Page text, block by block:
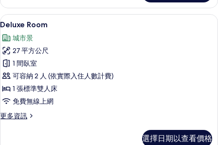
Room
的
詳
顯
示
Deluxe
Room
的
所
有
相
片
高級寢具、羽絨被、迷你吧、客房內保
5
Deluxe Room
城市景
27 平方公尺
1 間臥室
可容納 2 人 (依實際入住人數計費)
1 張標準雙人床
免費無線上網
更多資訊
更
選擇日期以查看價格